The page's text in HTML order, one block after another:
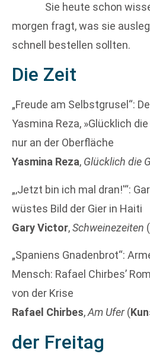
Sie heute schon
morgen fragt, was sie
schnell bestellen sollten.
Die Zeit
„Freude am Selbstgrusel“:
Yasmina Reza, »Glücklich
nur an der Oberfläche
Yasmina Reza, Glücklich die
„‚Jetzt bin ich mal dran!'“:
wüstes Bild der Gier in Haiti
Gary Victor,Schweinezeiten (
„Spaniens Gnadenbrot“:
Mensch: Rafael Chirbes’
von der Krise
Rafael Chirbes,Am Ufer(
der Freitag